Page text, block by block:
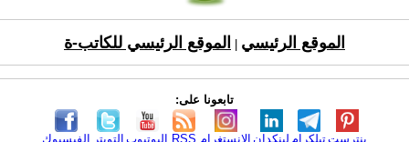
الموقع الرئيسي الموقع الرئيسي للكاتب-ة
تابعونا على:
الفيسبوك التويتر اليوتيوب RSS الانستغرام لينكدإن تيلكرامبنترست